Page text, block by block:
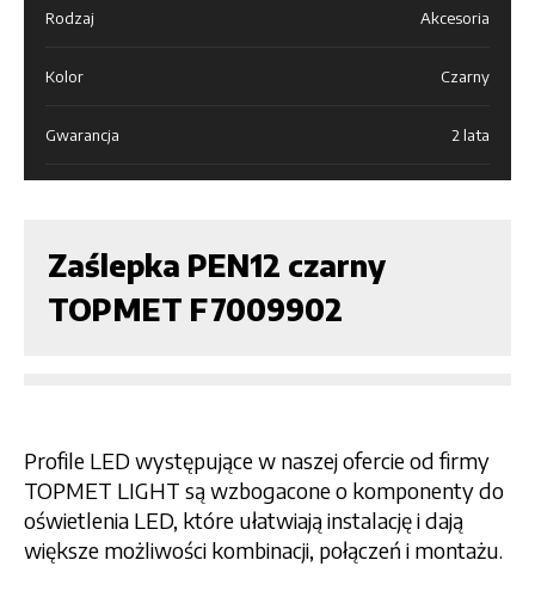
Rodzaj Akcesoria
Kolor Czarny
Gwarancja 2 lata
Zaślepka PEN12 czarny
TOPMET F7009902
Profile LED występujące w naszej ofercie od firmy
TOPMET LIGHT są wzbogacone o komponenty do
oświetlenia LED, które ułatwiają instalację i dają
większe możliwości kombinacji, połączeń i montażu.